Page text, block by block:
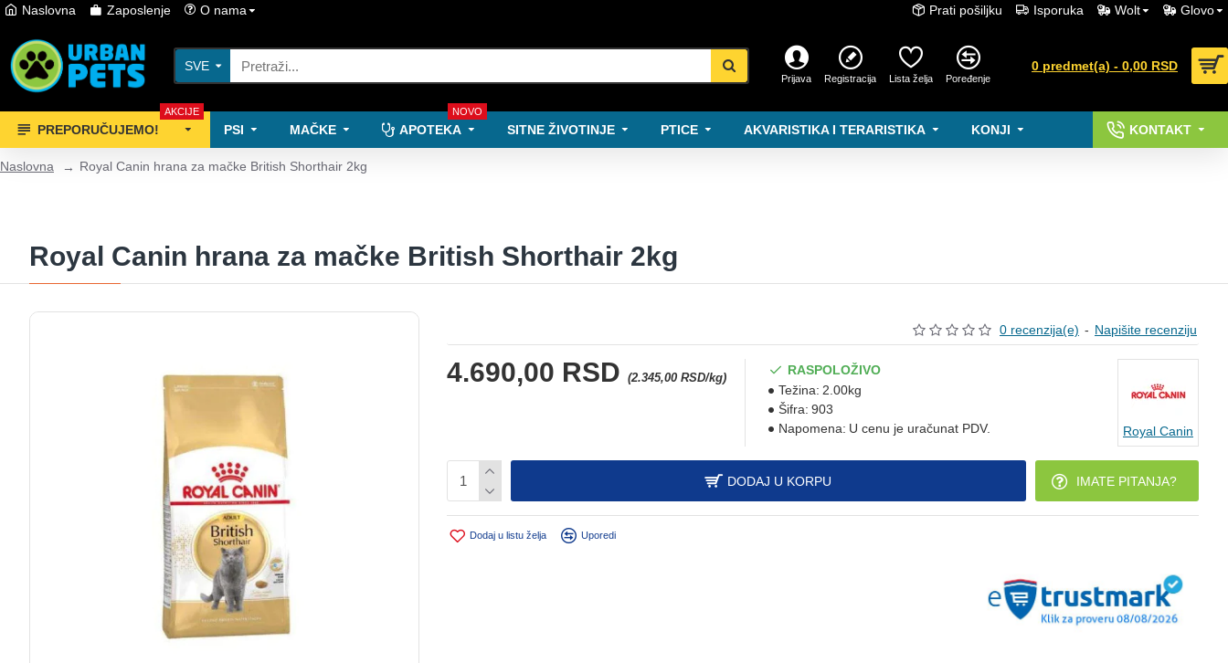
Naslovna Zaposlenje O nama Prati pošiljku Isporuka Wolt Glovo
SVE
Prijava Registracija Lista želja Poređenje
0 predmet(a) - 0,00 RSD
PREPORUČUJEMO!
AKCIJE
PSI MAČKE APOTEKA
NOVO
SITNE ŽIVOTINJE PTICE AKVARISTIKA I TERARISTIKA KONJI KONTAKT
Naslovna Royal Canin hrana za mačke British Shorthair 2kg
Royal Canin hrana za mačke British Shorthair 2kg
0 recenzija(e) - Napišite recenziju
4.690,00 RSD (2.345,00 RSD/kg)
RASPOLOŽIVO
Težina: 2.00kg
Šifra: 903
Napomena: U cenu je uračunat PDV. Royal Canin
DODAJ U KORPU IMATE PITANJA?
Dodaj u listu želja Uporedi